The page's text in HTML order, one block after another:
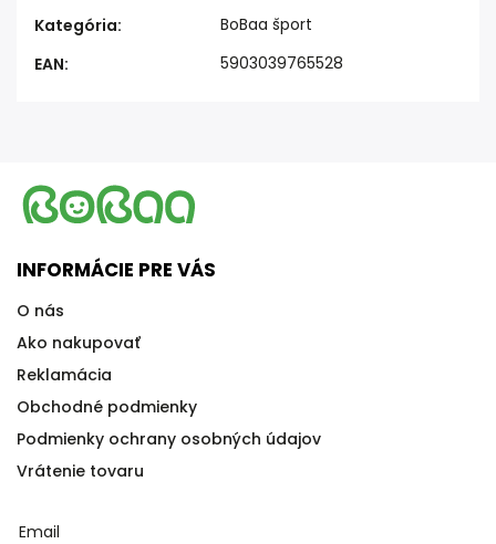
Kategória:
BoBaa šport
EAN: 5903039765528
INFORMÁCIE PRE VÁS
O nás
Ako nakupovať
Reklamácia
Obchodné podmienky
Podmienky ochrany osobných údajov
Vrátenie tovaru
Email